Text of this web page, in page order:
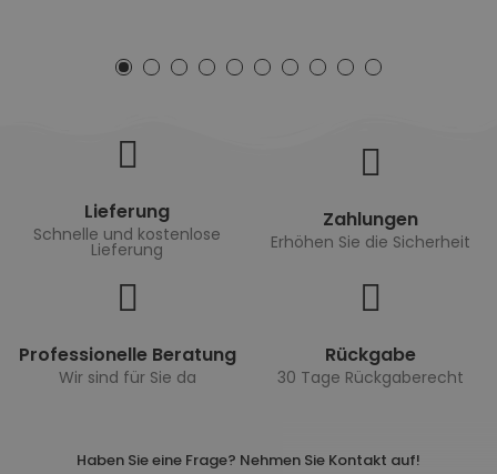
Lieferung
Schnelle und kostenlose
Lieferung
Zahlungen
Erhöhen Sie die Sicherheit
Professionelle Beratung
Wir sind für Sie da
Rückgabe
30 Tage Rückgaberecht
Haben Sie eine Frage? Nehmen Sie Kontakt auf!